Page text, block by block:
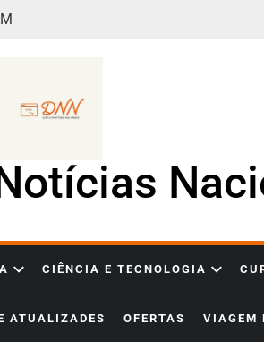
CIÊNCIA E TECNOLOGIA
ATUALIZADES OFERTAS VIAGEM